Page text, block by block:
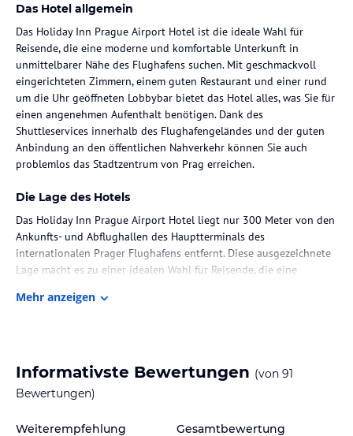
Das Hotel allgemein
Das Holiday Inn Prague Airport Hotel ist die ideale Wahl für
Reisende, die eine moderne und komfortable Unterkunft in
unmittelbarer Nähe des Flughafens suchen. Mit geschmackvoll
eingerichteten Zimmern, einem guten Restaurant und einer rund
um die Uhr geöffneten Lobbybar bietet das Hotel alles, was Sie für
einen angenehmen Aufenthalt benötigen. Dank des
Shuttleservices innerhalb des Flughafengeländes und der guten
Anbindung an den öffentlichen Nahverkehr können Sie auch
problemlos das Stadtzentrum von Prag erreichen.
Die Lage des Hotels
Das Holiday Inn Prague Airport Hotel liegt nur 300 Meter von den
Ankunfts- und Abflughallen des Hauptterminals des
internationalen Prager Flughafens entfernt. Diese ausgezeichnete
Lage macht es zu einer idealen Wahl für Reisende, die eine
auch eine gute Anbindung an den öffentlichen Nahverkehr, so
Zimmer / Unterbringung im Hotel
eingerichtete und schallisolierte Zimmer, die Ihnen einen
Mehr anzeigen
Informativste Bewertungen (von 91
Bewertungen)
Weiterempfehlung Gesamtbewertung